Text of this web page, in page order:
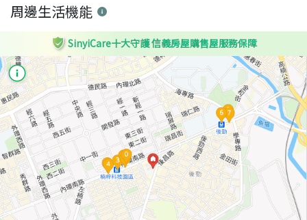
周邊生活機能
SinyiCare十大守護 信義房屋購售屋服務保障